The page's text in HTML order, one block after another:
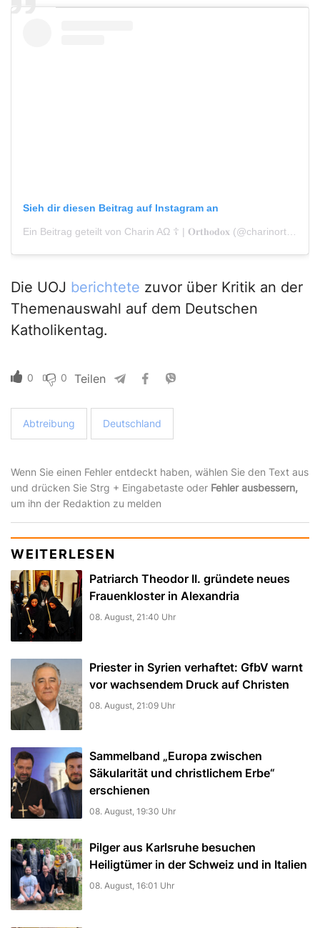
Sieh dir diesen Beitrag auf Instagram an
Ein Beitrag geteilt von Charin AΩ ☦︎ | 𝐎𝐫𝐭𝐡𝐨𝐝𝐨𝐱 (@charinorthodox)
Die UOJ berichtete zuvor über Kritik an der
Themenauswahl auf dem Deutschen
Katholikentag.
0 0 Teilen
Abtreibung Deutschland
Wenn Sie einen Fehler entdeckt haben, wählen Sie den Text aus
und drücken Sie Strg + Eingabetaste oder Fehler ausbessern,
um ihn der Redaktion zu melden
WEITERLESEN
Patriarch Theodor II. gründete neues
Frauenkloster in Alexandria
08. August, 21:40 Uhr
Priester in Syrien verhaftet: GfbV warnt
vor wachsendem Druck auf Christen
08. August, 21:09 Uhr
Sammelband „Europa zwischen
Säkularität und christlichem Erbe“
erschienen
08. August, 19:30 Uhr
Pilger aus Karlsruhe besuchen
Heiligtümer in der Schweiz und in Italien
08. August, 16:01 Uhr